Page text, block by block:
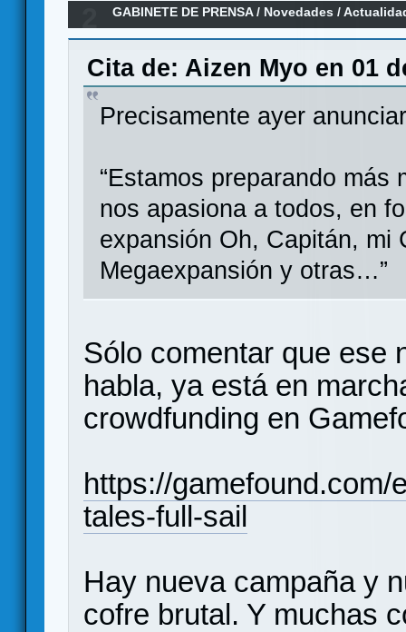
GABINETE DE PRENSA/ Novedades /
Cita de: Aizen Myo en 01
Precisamente ayer
“Estamos preparando más
nos apasiona a todos, en
expansión Oh, Capitán, mi
Megaexpansión y otras…”
Sólo comentar que ese
habla, ya está en
crowdfunding en
https://
tales-full-sail
Hay nueva campaña y
cofre brutal. Y muchas